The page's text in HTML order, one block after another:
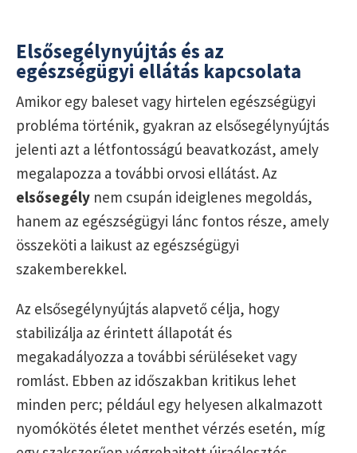
Elsősegélynyújtás és az
egészségügyi ellátás kapcsolata
Amikor egy baleset vagy hirtelen egészségügyi
probléma történik, gyakran az elsősegélynyújtás
jelenti azt a létfontosságú beavatkozást, amely
megalapozza a további orvosi ellátást. Az
elsősegély nem csupán ideiglenes megoldás,
hanem az egészségügyi lánc fontos része, amely
összeköti a laikust az egészségügyi
szakemberekkel.
Az elsősegélynyújtás alapvető célja, hogy
stabilizálja az érintett állapotát és
megakadályozza a további sérüléseket vagy
romlást. Ebben az időszakban kritikus lehet
minden perc; például egy helyesen alkalmazott
nyomókötés életet menthet vérzés esetén, míg